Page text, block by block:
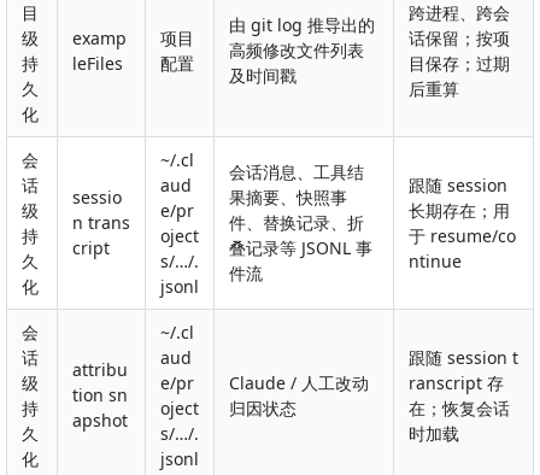
目
级
持
久
化
examp
leFiles
项目
配置
由 git log 推导出的
高频修改文件列表
及时间戳
跨进程、跨会
话保留；按项
目保存；过期
后重算
会
话
级
持
久
化
sessio
n trans
cript
~/.cl
aud
e/pr
oject
s/…/.
jsonl
会话消息、工具结
果摘要、快照事
件、替换记录、折
叠记录等 JSONL 事
件流
跟随 session
长期存在；用
于 resume/co
ntinue
会
话
级
持
久
化
attribu
tion sn
apshot
~/.cl
aud
e/pr
oject
s/…/.
jsonl
Claude / 人工改动
归因状态
跟随 session t
ranscript 存
在；恢复会话
时加载